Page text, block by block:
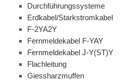
Durchführungssysteme
Erdkabel/Starkstromkabel
F-2YA2Y
Fernmeldekabel F-YAY
Fernmeldekabel J-Y(ST)Y
Flachleitung
Giessharzmuffen